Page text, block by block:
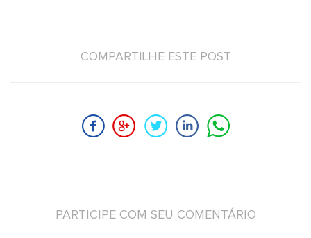
COMPARTILHE ESTE POST
PARTICIPE COM SEU COMENTÁRIO